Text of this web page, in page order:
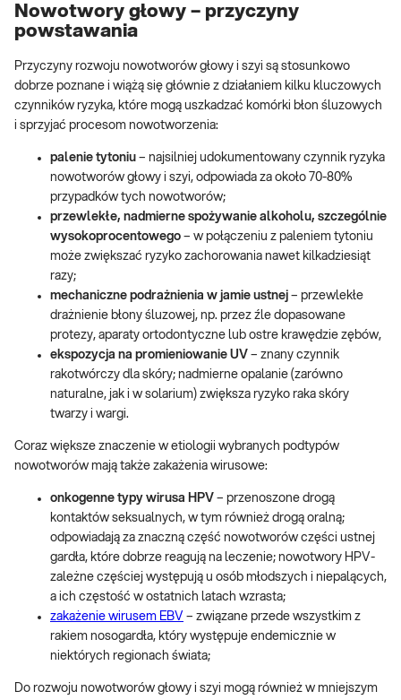
Nowotwory głowy – przyczyny
powstawania
Przyczyny rozwoju nowotworów głowy i szyi są stosunkowo
dobrze poznane i wiążą się głównie z działaniem kilku kluczowych
czynników ryzyka, które mogą uszkadzać komórki błon śluzowych
i sprzyjać procesom nowotworzenia:
palenie tytoniu – najsilniej udokumentowany czynnik ryzyka
nowotworów głowy i szyi, odpowiada za około 70-80%
przypadków tych nowotworów;
przewlekłe, nadmierne spożywanie alkoholu, szczególnie
wysokoprocentowego – w połączeniu z paleniem tytoniu
może zwiększać ryzyko zachorowania nawet kilkadziesiąt
razy;
mechaniczne podrażnienia w jamie ustnej – przewlekłe
drażnienie błony śluzowej, np. przez źle dopasowane
protezy, aparaty ortodontyczne lub ostre krawędzie zębów,
ekspozycja na promieniowanie UV – znany czynnik
rakotwórczy dla skóry; nadmierne opalanie (zarówno
naturalne, jak i w solarium) zwiększa ryzyko raka skóry
twarzy i wargi.
Coraz większe znaczenie w etiologii wybranych podtypów
nowotworów mają także zakażenia wirusowe:
onkogenne typy wirusa HPV – przenoszone drogą
kontaktów seksualnych, w tym również drogą oralną;
odpowiadają za znaczną część nowotworów części ustnej
gardła, które dobrze reagują na leczenie; nowotwory HPV-
zależne częściej występują u osób młodszych i niepalących,
a ich częstość w ostatnich latach wzrasta;
zakażenie wirusem EBV – związane przede wszystkim z
rakiem nosogardła, który występuje endemicznie w
niektórych regionach świata;
Do rozwoju nowotworów głowy i szyi mogą również w mniejszym